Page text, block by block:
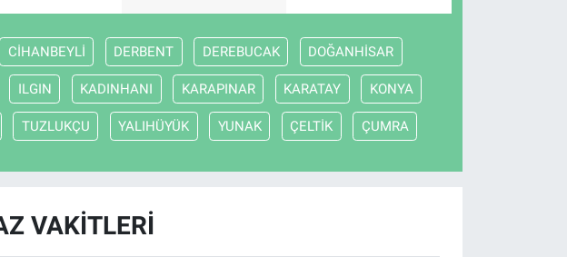
CİHANBEYLİ DERBENT DEREBUCAK DOĞANHİSAR
ILGIN KADINHANI KARAPINAR KARATAY KONYA
TUZLUKÇU YALIHÜYÜK YUNAK ÇELTİK ÇUMRA
VAKITLERI